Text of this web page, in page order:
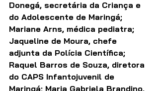
Donegá, secretária da Criança e
do Adolescente de Maringá;
Mariane Arns, médica pediatra;
Jaqueline de Moura, chefe
adjunta da Polícia Científica;
Raquel Barros de Souza, diretora
do CAPS Infantojuvenil de
Maringá; Maria Gabriela Brandino,